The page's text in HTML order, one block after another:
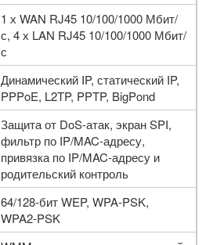
1 х WAN RJ45 10/100/1000 Мбит/
с, 4 х LAN RJ45 10/100/1000 Мбит/
с
Динамический IP, статический IP,
PPPoE, L2TP, PPTP, BigPond
Защита от DoS-атак, экран SPI,
фильтр по IP/MAC-адресу,
привязка по IP/MAC-адресу и
родительский контроль
64/128-бит WEP, WPA-PSK,
WPA2-PSK